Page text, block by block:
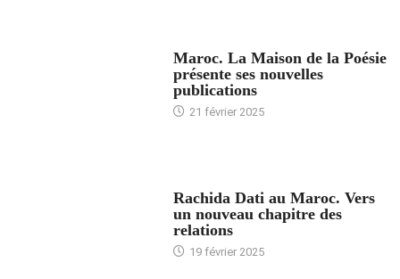
Maroc. La Maison de la Poésie
présente ses nouvelles
publications
21 février 2025
Rachida Dati au Maroc. Vers
un nouveau chapitre des
relations
19 février 2025